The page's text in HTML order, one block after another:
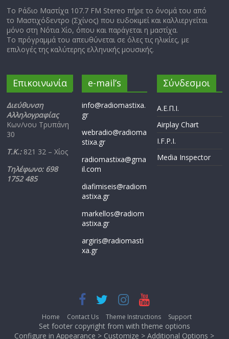
Το Ράδιο Μαστίχα 107.7 FM Stereo πήρε το όνομά του από
το Μαστιχόδεντρο (Σχίνος) που ευδοκιμεί και καλλιεργείται
μόνο στη Νότια Χίο, όπου και παράγεται η μαστίχα.
Το πρόγραμμά του απευθύνεται σε όλες τις ηλικίες, με
επιλογές της καλύτερης ελληνικής μουσικής.
Επικοινωνία
Διεύθυνση
Αλληλογραφίας
Κων/νου Τρυπάνη
30
Τ.Κ.: 821 32 – Χίος
Τηλέφωνο: 698
1752 485
e-mail’s
info@radiomastixa.
gr
webradio@radioma
stixa.gr
radiomastixa@gma
il.com
diafimiseis@radiom
astixa.gr
markellos@radiom
astixa.gr
argiris@radiomasti
xa.gr
Σύνδεσμοι
Α.Ε.Π.Ι.
Airplay Chart
I.F.P.I.
Media Inspector
Home Contact Us Theme Instructions Support
Set footer copyright from with theme options
Configure in Appearance > Customize > Additional Options >